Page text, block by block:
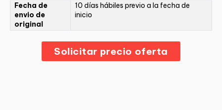
Fecha de
envio de
original
10 días hábiles previo a la fecha de
inicio
Solicitar precio oferta